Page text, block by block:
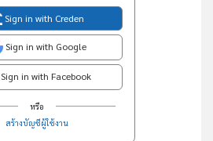
Sign in with Creden
Sign in with Google
Sign in with Facebook
หรือ
สร้างบัญชีผู้ใช้งาน